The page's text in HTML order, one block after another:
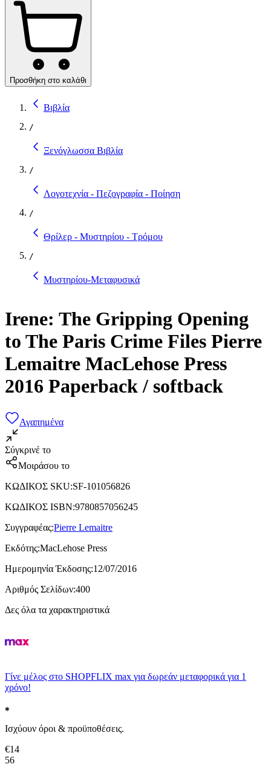
Προσθήκη στο καλάθι
Βιβλία
/
Ξενόγλωσσα Βιβλία
/
Λογοτεχνία - Πεζογραφία - Ποίηση
/
Θρίλερ - Μυστηρίου - Τρόμου
/
Μυστηρίου-Μεταφυσικά
Irene: The Gripping Opening
to The Paris Crime Files Pierre
Lemaitre MacLehose Press
2016 Paperback / softback
Αγαπημένα
Σύγκρινέ το
Μοιράσου το
ΚΩΔΙΚΟΣ SKU:SF-101056826
ΚΩΔΙΚΟΣ ISBN:9780857056245
Συγγραφέας:Pierre Lemaitre
Εκδότης:MacLehose Press
Ημερομηνία Έκδοσης:12/07/2016
Αριθμός Σελίδων:400
Δες όλα τα χαρακτηριστικά
Γίνε μέλος στο SHOPFLIX max για δωρεάν μεταφορικά για 1
χρόνο!
Ισχύουν όροι & προϋποθέσεις.
€14
56